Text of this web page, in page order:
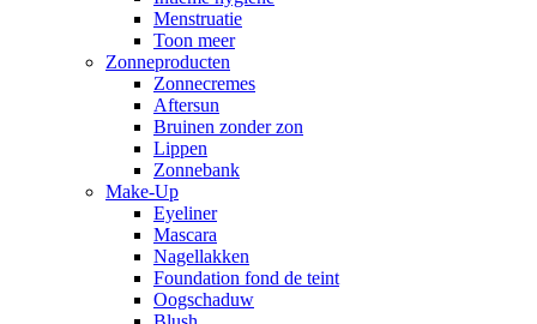
Menstruatie
Toon meer
Zonneproducten
Zonnecremes
Aftersun
Bruinen zonder zon
Lippen
Zonnebank
Make-Up
Eyeliner
Mascara
Nagellakken
Foundation fond de teint
Oogschaduw